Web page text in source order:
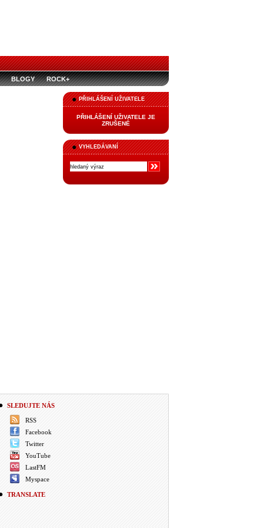
BLOGY ROCK+
PŘIHLÁŠENÍ UŽIVATELE
PŘIHLÁŠENÍ UŽIVATELE JE
ZRUŠENÉ
VYHLEDÁVANÍ
SLEDUJTE NÁS
RSS
Facebook
Twitter
YouTube
LastFM
Myspace
TRANSLATE